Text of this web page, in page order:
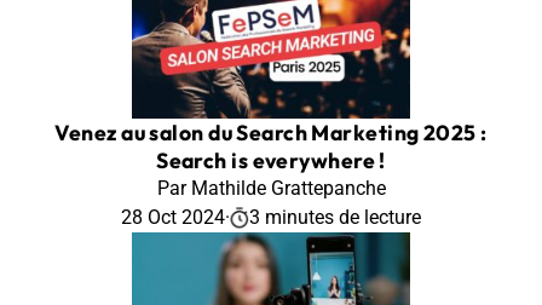
Venez au salon du Search Marketing 2025 :
Search is everywhere !
Par Mathilde Grattepanche
28 Oct 2024· 3 minutes de lecture